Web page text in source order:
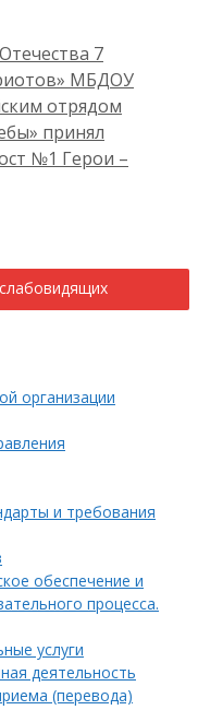
7
МБДОУ
отрядом
принял
№1 Герои –
организации
и требования
обеспечение и
процесса.
услуги
деятельность
(перевода)